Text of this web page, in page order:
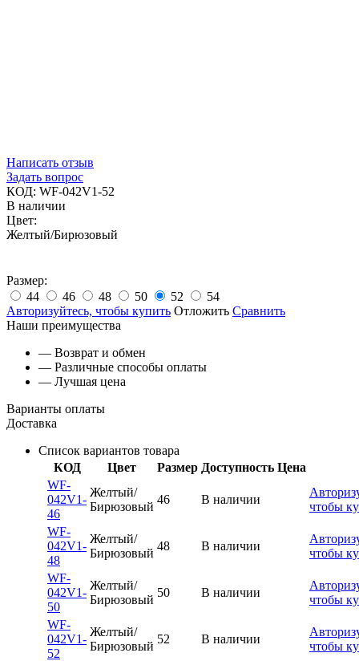
Написать отзыв
Задать вопрос
КОД: WF-042V1-52
В наличии
Цвет:
Желтый/Бирюзовый
Размер:
44
46 48 50 52
54
Авторизуйтесь, чтобы купить Отложить Сравнить
Наши преимущества
— Возврат и обмен
— Различные способы оплаты
— Лучшая цена
Варианты оплаты
Доставка
Список вариантов товара
КОД
Цвет Размер Доступность Цена
WF-
042V1-
46
Желтый/
Бирюзовый
46 В наличии
чтобы
WF-
042V1-
48
Желтый/
Бирюзовый
48 В наличии
чтобы
WF-
042V1-
50
Желтый/
Бирюзовый
50 В наличии
чтобы
WF-
042V1-
52
Желтый/
Бирюзовый
52 В наличии
чтобы